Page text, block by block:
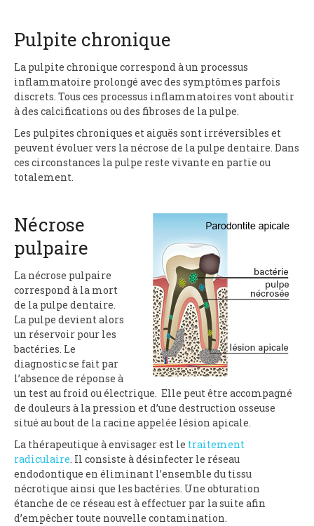
Pulpite chronique
La pulpite chronique correspond à un processus
inflammatoire prolongé avec des symptômes parfois
discrets. Tous ces processus inflammatoires vont aboutir
à des calcifications ou des fibroses de la pulpe.
Les pulpites chroniques et aiguës sont irréversibles et
peuvent évoluer vers la nécrose de la pulpe dentaire. Dans
ces circonstances la pulpe reste vivante en partie ou
totalement.
Nécrose
pulpaire
La nécrose pulpaire
correspond à la mort
de la pulpe dentaire.
La pulpe devient alors
un réservoir pour les
bactéries. Le
diagnostic se fait par
l’absence de réponse à
un test au froid ou électrique. Elle peut être accompagné
de douleurs à la pression et d’une destruction osseuse
situé au bout de la racine appelée lésion apicale.
La thérapeutique à envisager est le traitement
radiculaire. Il consiste à désinfecter le réseau
endodontique en éliminant l’ensemble du tissu
nécrotique ainsi que les bactéries. Une obturation
étanche de ce réseau est à effectuer par la suite afin
d’empêcher toute nouvelle contamination.